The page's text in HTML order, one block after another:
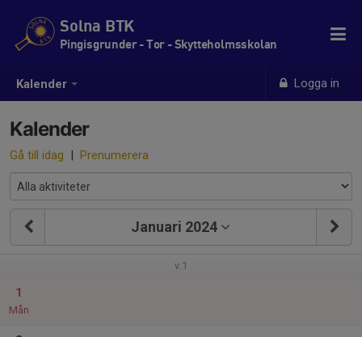
Kalender Logga in
Solna BTK
Pingisgrunder - Tor - Skytteholmsskolan
Kalender
Gå till idag | Prenumerera
Januari 2024
v.1
1
Mån